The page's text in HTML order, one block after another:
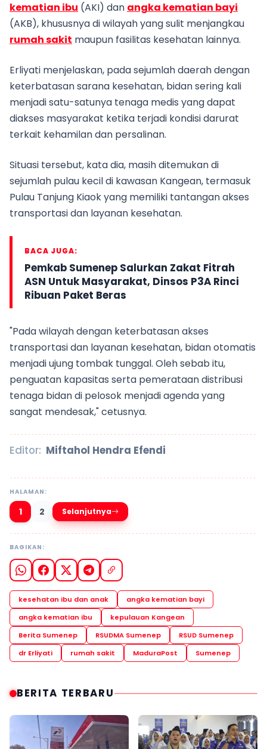
kematian ibu (AKI) dan angka kematian bayi
(AKB), khususnya di wilayah yang sulit menjangkau
rumah sakit maupun fasilitas kesehatan lainnya.
Erliyati menjelaskan, pada sejumlah daerah dengan
keterbatasan sarana kesehatan, bidan sering kali
menjadi satu-satunya tenaga medis yang dapat
diakses masyarakat ketika terjadi kondisi darurat
terkait kehamilan dan persalinan.
Situasi tersebut, kata dia, masih ditemukan di
sejumlah pulau kecil di kawasan Kangean, termasuk
Pulau Tanjung Kiaok yang memiliki tantangan akses
transportasi dan layanan kesehatan.
BACA JUGA:
Pemkab Sumenep Salurkan Zakat Fitrah
ASN Untuk Masyarakat, Dinsos P3A Rinci
Ribuan Paket Beras
"Pada wilayah dengan keterbatasan akses
transportasi dan layanan kesehatan, bidan otomatis
menjadi ujung tombak tunggal. Oleh sebab itu,
penguatan kapasitas serta pemerataan distribusi
tenaga bidan di pelosok menjadi agenda yang
sangat mendesak," cetusnya.
Editor: Miftahol Hendra Efendi
HALAMAN:
1 2 Selanjutnya
BAGIKAN:
kesehatan ibu dan anak
angka kematian bayi
angka kematian ibu
kepulauan Kangean
Berita Sumenep
RSUDMA Sumenep
RSUD Sumenep
dr Erliyati
rumah sakit MaduraPost Sumenep
BERITA TERBARU